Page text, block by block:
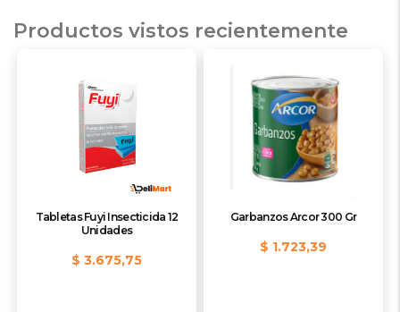
Productos vistos recientemente
Tabletas Fuyi Insecticida 12
Unidades
$ 3.675,75
Garbanzos Arcor 300 Gr
$ 1.723,39